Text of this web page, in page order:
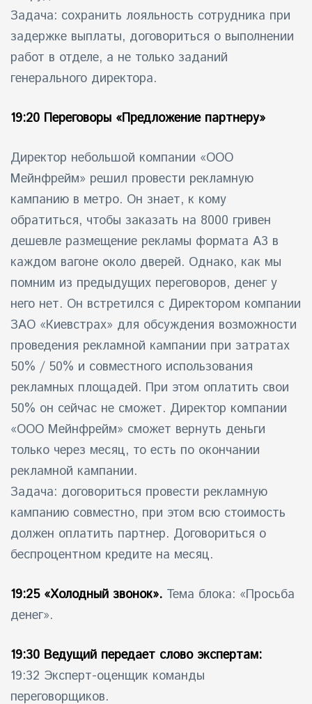
Задача: сохранить лояльность сотрудника при
задержке выплаты, договориться о выполнении
работ в отделе, а не только заданий
генерального директора.
19:20 Переговоры «Предложение партнеру»
Директор небольшой компании «ООО
Мейнфрейм» решил провести рекламную
кампанию в метро. Он знает, к кому
обратиться, чтобы заказать на 8000 гривен
дешевле размещение рекламы формата А3 в
каждом вагоне около дверей. Однако, как мы
помним из предыдущих переговоров, денег у
него нет. Он встретился с Директором компании
ЗАО «Киевстрах» для обсуждения возможности
проведения рекламной кампании при затратах
50% / 50% и совместного использования
рекламных площадей. При этом оплатить свои
50% он сейчас не сможет. Директор компании
«ООО Мейнфрейм» сможет вернуть деньги
только через месяц, то есть по окончании
рекламной кампании.
Задача: договориться провести рекламную
кампанию совместно, при этом всю стоимость
должен оплатить партнер. Договориться о
беспроцентном кредите на месяц.
19:25 «Холодный звонок». Тема блока: «Просьба
денег».
19:30 Ведущий передает слово экспертам:
19:32 Эксперт-оценщик команды
переговорщиков.